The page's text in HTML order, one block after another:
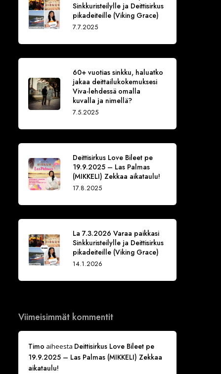
Sinkkuristeilylle ja Deittisirkus
pikadeiteille (Viking Grace)
7.7.2025
60+ vuotias sinkku, haluatko
jakaa deittailukokemuksesi
Viva-lehdessä omalla
kuvalla ja nimellä?
7.5.2025
Deittisirkus Love Bileet pe
19.9.2025 – Las Palmas
(MIKKELI) Zekkaa aikataulu!
17.8.2025
La 7.3.2026 Varaa paikkasi
Sinkkuristeilylle ja Deittisirkus
pikadeiteille (Viking Grace)
14.1.2026
Viimeisimmät kommentit
Timo aiheesta Deittisirkus Love Bileet pe
19.9.2025 – Las Palmas (MIKKELI) Zekkaa
aikataulu!